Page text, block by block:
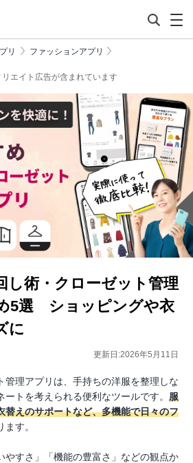
リ ファッションアプリ
エイト広告が含まれています
し術・クローゼット管理
5選 ショッピングや衣
に
更新日:2026年5月11日
管理アプリは、手持ちの洋服を整理しな
トを考えられる便利なツールです。 服
替えのサポートなど、多機能で日々のフ
ます。
やすさ」「機能の豊富さ」などの観点か